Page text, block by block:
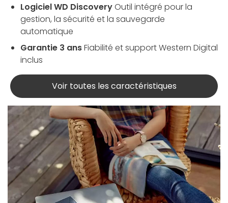
Logiciel WD DiscoveryOutil intégré pour la
gestion, la sécurité et la sauvegarde
automatique
Garantie 3 ansFiabilité et support Western Digital
inclus
Voir toutes les caractéristiques